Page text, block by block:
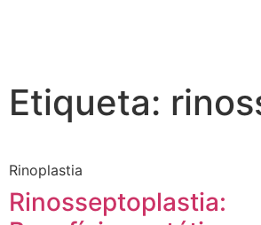
Etiqueta:
Rinoplastia
Rinosseptoplastia: